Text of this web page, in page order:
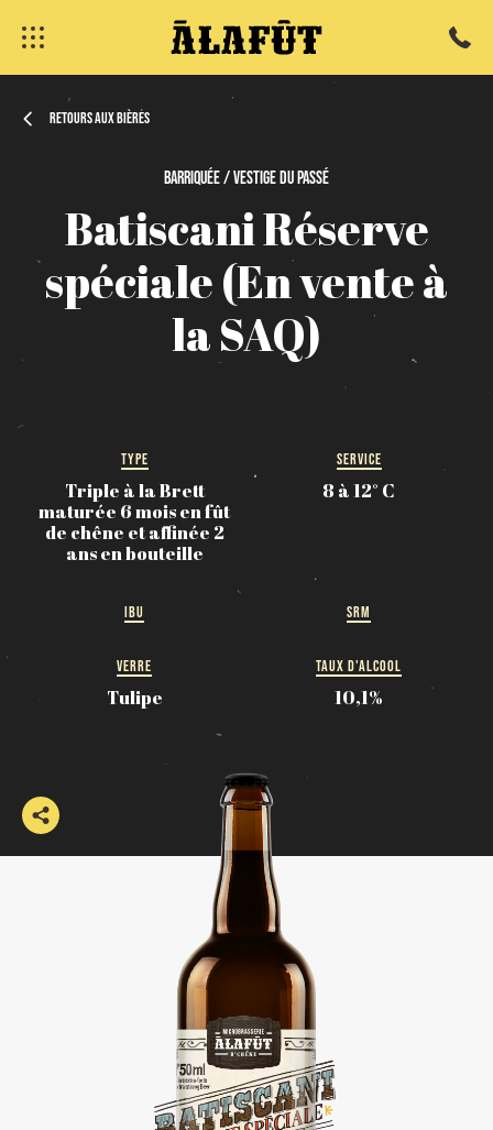
Retours aux bières
Barriquée / Vestigedupassé
BatiscaniRéserve
spéciale(Enventeà
laSAQ)
TYPE
Triple à la Brett
maturée 6 mois en fût
de chêne et affinée 2
ans en bouteille
SERVICE
8 à 12° C
IBU SRM
VERRE
Tulipe
TAUX D'ALCOOL
10,1%